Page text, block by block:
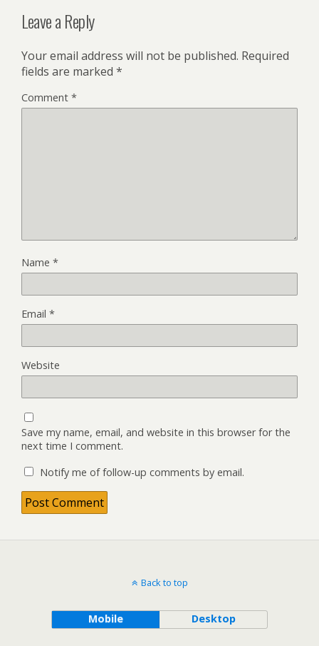
Leave a Reply
Your email address will not be published. Required
fields are marked *
Comment *
Name *
Email *
Website
Save my name, email, and website in this browser for the
next time I comment.
Notify me of follow-up comments by email.
Back to top
Mobile Desktop